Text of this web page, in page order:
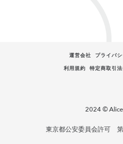
運営会社
プライバ
利用規約
特定商取引
2024 ©
東京都公安委員会許可